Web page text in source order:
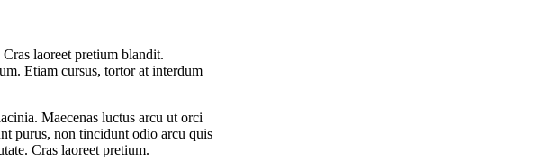
laoreet pretium blandit.
Etiam cursus, tortor at interdum
Maecenas luctus arcu ut orci
purus, non tincidunt odio arcu quis
Cras laoreet pretium.